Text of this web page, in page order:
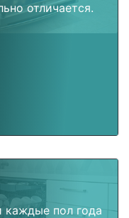
отличается.
каждые пол года